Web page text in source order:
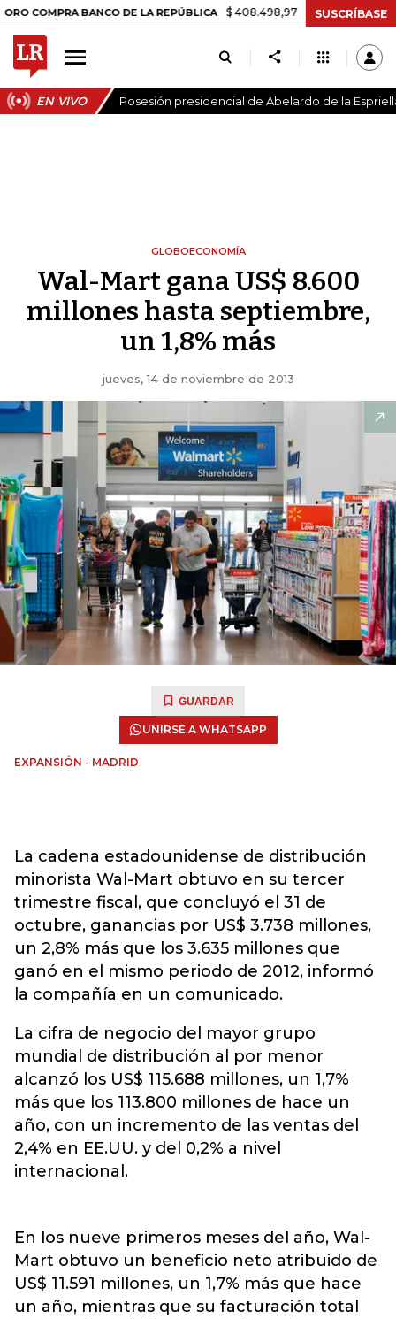
BANCO DE LA REPÚBLICA $ 408.498,97 +$ 8.753,81 +2,19%
SUSCRÍBASE
EN VIVO Posesión presidencial de Abelardo de la
GLOBOECONOMÍA
Wal-Mart gana US$ 8.600
millones hasta septiembre,
un 1,8% más
jueves, 14 de noviembre de 2013
GUARDAR
UNIRSE A WHATSAPP
EXPANSIÓN - MADRID
La cadena estadounidense de distribución
minorista Wal-Mart obtuvo en su tercer
trimestre fiscal, que concluyó el 31 de
octubre, ganancias por US$ 3.738 millones,
un 2,8% más que los 3.635 millones que
ganó en el mismo periodo de 2012, informó
la compañía en un comunicado.
La cifra de negocio del mayor grupo
mundial de distribución al por menor
alcanzó los US$ 115.688 millones, un 1,7%
más que los 113.800 millones de hace un
año, con un incremento de las ventas del
2,4% en EE.UU. y del 0,2% a nivel
internacional.
En los nueve primeros meses del año, Wal-
Mart obtuvo un beneficio neto atribuido de
US$ 11.591 millones, un 1,7% más que hace
un año, mientras que su facturación total